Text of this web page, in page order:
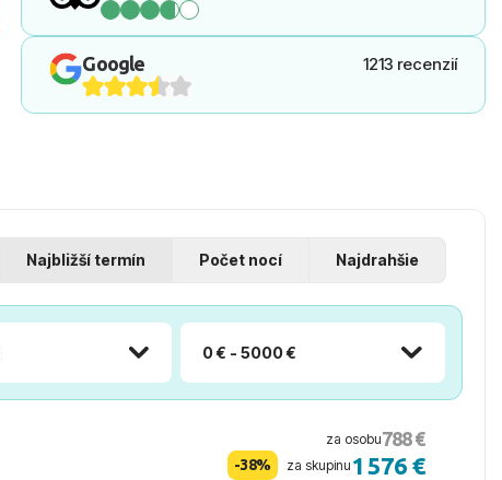
Google 1213 recenzií
Najbližší termín Počet nocí Najdrahšie
0 € - 5000 €
za osobu788 €
-38% za skupinu 1 576 €